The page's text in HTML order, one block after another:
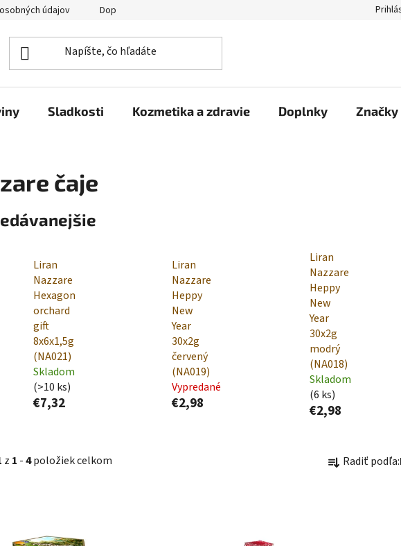
údajov Doprava a platba
Sladkosti Kozmetika a zdravie Doplnky Značky
čaje
Liran
Nazzare
Hexagon
orchard
gift
8x6x1,5g
(NA021)
Skladom
(>10 ks)
€7,32
Liran
Nazzare
Heppy
New
Year
30x2g
červený
(NA019)
Vypredané
€2,98
Liran
Nazzare
Heppy
New
Year
30x2g
modrý
(NA018)
Skladom
(6 ks)
€2,98
z 1 -4položiek celkom
a Radiť podľa: